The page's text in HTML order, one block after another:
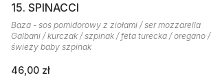
15. SPINACCI
Baza - sos pomidorowy z ziołami / ser mozzarella
Galbani / kurczak / szpinak / feta turecka / oregano /
świeży baby szpinak
46,00 zł